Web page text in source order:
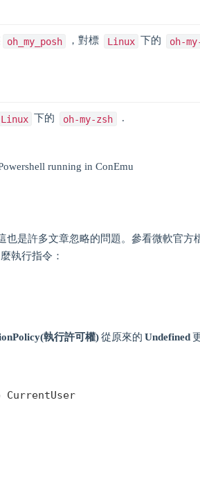
oh_my_posh ，對標 Linux 下的 oh-
Linux 下的 oh-my-zsh .
running in ConEmu
是許多文章忽略的問題。參看微軟官方
執行指令：
執行許可權)從原來的 Undefined
CurrentUser